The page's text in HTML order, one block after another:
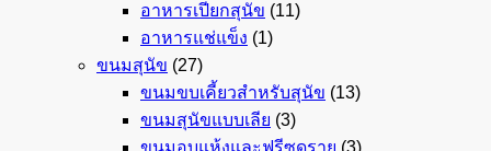
อาหารเปียกสุนัข (11)
อาหารแช่แข็ง (1)
ขนมสุนัข (27)
ขนมขบเคี้ยวสำหรับสุนัข (13)
ขนมสุนัขแบบเลีย (3)
ขนมอบแห้งและฟรีซดราย (3)